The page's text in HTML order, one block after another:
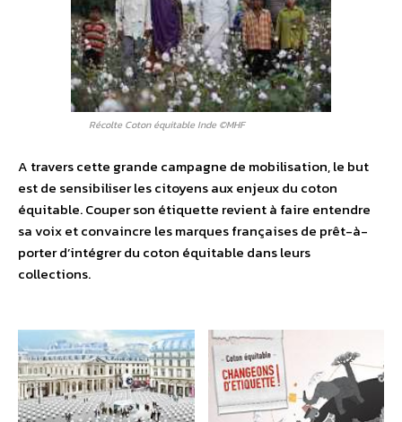
Récolte Coton équitable Inde ©MHF
A travers cette grande campagne de mobilisation, le but
est de sensibiliser les citoyens aux enjeux du coton
équitable. Couper son étiquette revient à faire entendre
sa voix et convaincre les marques françaises de prêt-à-
porter d’intégrer du coton équitable dans leurs
collections.